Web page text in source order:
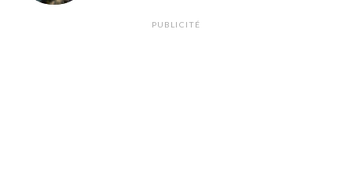
« Des enfants et des
PUBLICITÉ